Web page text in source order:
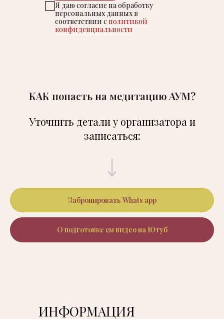
Я даю согласие на обработку
персональных данных в
соответствии с политикой
конфиденциальности
КАК попасть на медитацию АУМ?
Уточнить детали у организатора и
записаться:
Забронировать Whats app
О подготовке см видео на Ютуб
ИНФОРМАЦИЯ